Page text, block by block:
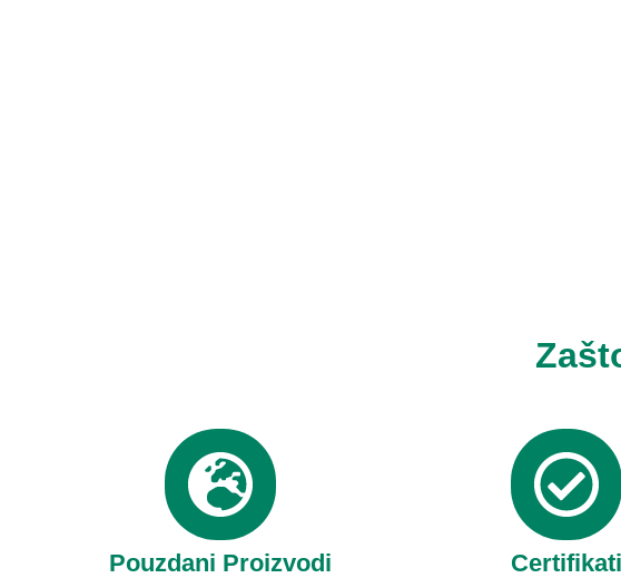
Pouzdani Proizvodi Certifikati